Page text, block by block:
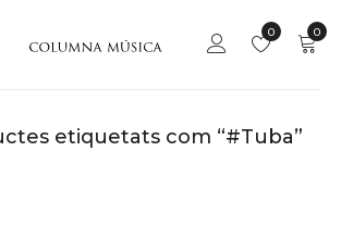
0
0
etiquetats com “#Tuba”